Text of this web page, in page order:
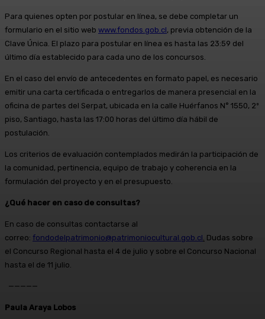
Para quienes opten por postular en línea, se debe completar un
formulario en el sitio web www.fondos.gob.cl, previa obtención de la
Clave Única. El plazo para postular en línea es hasta las 23:59 del
último día establecido para cada uno de los concursos.
En el caso del envío de antecedentes en formato papel, es necesario
emitir una carta certificada o entregarlos de manera presencial en la
oficina de partes del Serpat, ubicada en la calle Huérfanos N° 1550, 2º
piso, Santiago, hasta las 17:00 horas del último día hábil de
postulación.
Los criterios de evaluación contemplados medirán la participación de
la comunidad, pertinencia, equipo de trabajo y coherencia en la
formulación del proyecto y en el presupuesto.
¿Qué hacer en caso de consultas?
En caso de consultas contactarse al
correo: fondodelpatrimonio@patrimoniocultural.gob.cl Dudas sobre
el Concurso Regional hasta el 4 de julio y sobre el Concurso Nacional
hasta el de 11 julio.
—————
Paula Araya Lobos